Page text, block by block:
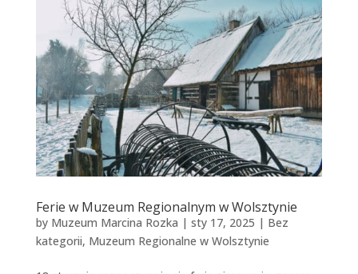
Ferie w Muzeum Regionalnym w Wolsztynie
by Muzeum Marcina Rozka | sty 17, 2025 | Bez
kategorii, Muzeum Regionalne w Wolsztynie